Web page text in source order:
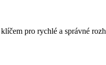
pro rychlé a správné